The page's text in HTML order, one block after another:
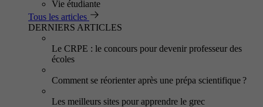
Vie étudiante
Tous les articles
DERNIERS ARTICLES
Le CRPE : le concours pour devenir professeur des
écoles
Comment se réorienter après une prépa scientifique ?
Les meilleurs sites pour apprendre le grec